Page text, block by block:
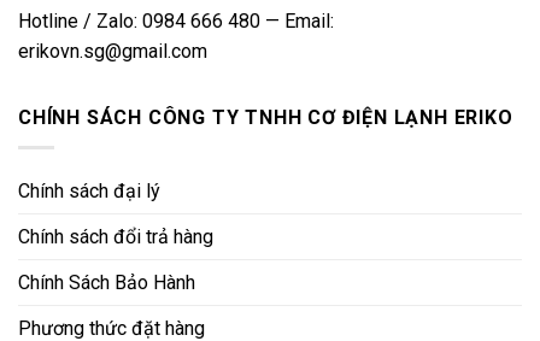
Hotline / Zalo: 0984 666 480 — Email:
erikovn.sg@gmail.com
CHÍNH SÁCH CÔNG TY TNHH CƠ ĐIỆN LẠNH ERIKO
Chính sách đại lý
Chính sách đổi trả hàng
Chính Sách Bảo Hành
Phương thức đặt hàng